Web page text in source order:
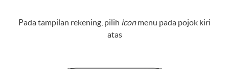
Pada tampilan rekening, pilih iconmenu pada pojok kiri
atas